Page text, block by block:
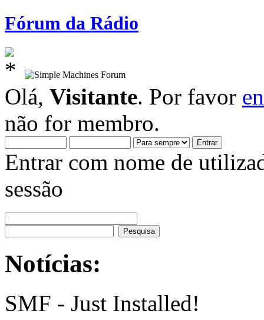
Fórum da Rádio
Olá, Visitante. Por favor
não for membro.
Entrar com nome de
sessão
Notícias:
SMF - Just Installed!